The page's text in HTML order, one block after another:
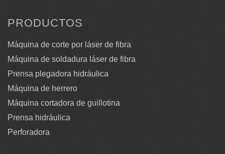
PRODUCTOS
Máquina de corte por láser de fibra
Máquina de soldadura láser de fibra
Prensa plegadora hidráulica
Máquina de herrero
Máquina cortadora de guillotina
Prensa hidráulica
Perforadora